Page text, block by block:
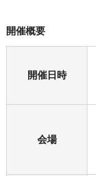
開催概要
開催日時
会場